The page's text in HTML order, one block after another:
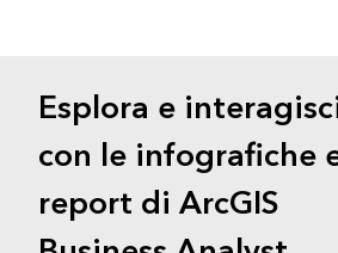
Esplora e
con le infografiche
report di ArcGIS